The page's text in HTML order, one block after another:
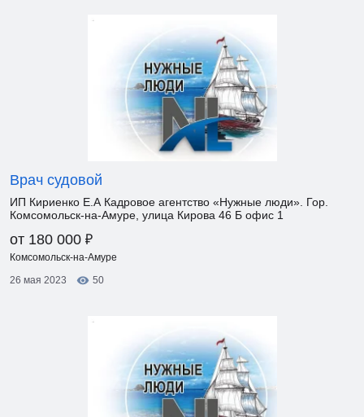
Врач судовой
ИП Кириенко Е.А Кадровое агентство «Нужные люди». Гор.
Комсомольск-на-Амуре, улица Кирова 46 Б офис 1
от 180 000 ₽
Комсомольск-на-Амуре
26 мая 2023
50